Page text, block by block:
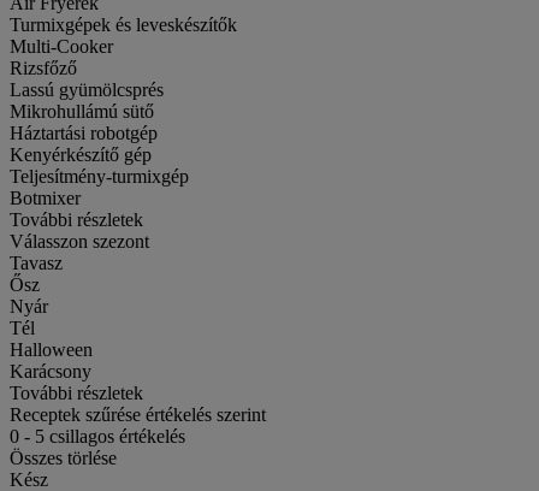
Turmixgépek és leveskészítők
Multi-Cooker
Rizsfőző
Lassú gyümölcsprés
Mikrohullámú sütő
Háztartási robotgép
Kenyérkészítő gép
Teljesítmény-turmixgép
Botmixer
További részletek
Válasszon szezont
Tavasz
Ősz
Nyár
Tél
Halloween
Karácsony
További részletek
Receptek szűrése értékelés szerint
0 - 5 csillagos értékelés
Összes törlése
Kész